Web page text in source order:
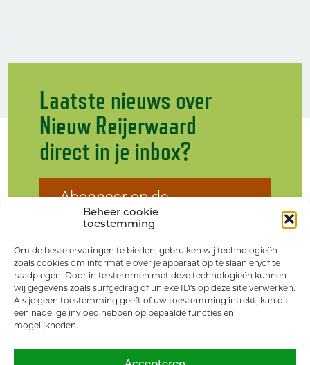
Beheer cookie
toestemming
Om de beste ervaringen te bieden, gebruiken wij technologieën
zoals cookies om informatie over je apparaat op te slaan en/of te
raadplegen. Door in te stemmen met deze technologieën kunnen
wij gegevens zoals surfgedrag of unieke ID's op deze site verwerken.
Als je geen toestemming geeft of uw toestemming intrekt, kan dit
een nadelige invloed hebben op bepaalde functies en
mogelijkheden.
Laatste nieuws over
Nieuw Reijerwaard
direct in je inbox?
Abonneer op de
nieuwsbrief